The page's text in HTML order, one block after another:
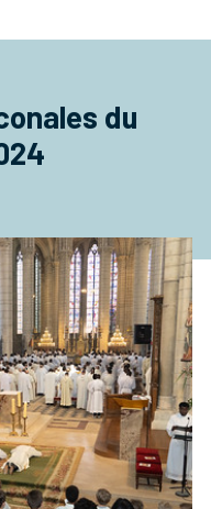
du